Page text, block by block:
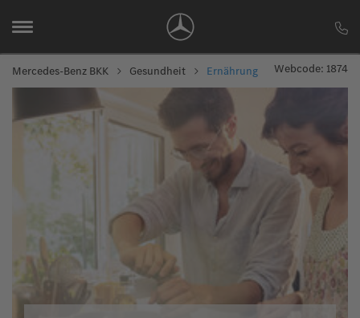
Mercedes-Benz BKK Gesundheit Ernährung Webcode: 1874